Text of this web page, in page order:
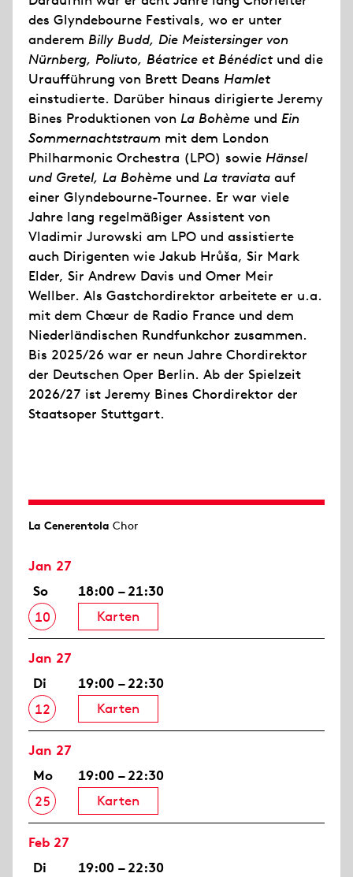
des Glyndebourne Festivals, wo er unter
anderem Billy Budd, Die Meistersinger von
Nürnberg, Poliuto, Béatrice et Bénédictund die
Uraufführung von Brett Deans Hamlet
einstudierte. Darüber hinaus dirigierte Jeremy
Bines Produktionen von La Bohème und Ein
Sommernachtstraum mit dem London
Philharmonic Orchestra (LPO) sowie Hänsel
und Gretel, La Bohème und La traviata auf
einer Glyndebourne-Tournee. Er war viele
Jahre lang regelmäßiger Assistent von
Vladimir Jurowski am LPO und assistierte
auch Dirigenten wie Jakub Hrůša, Sir Mark
Elder, Sir Andrew Davis und Omer Meir
Wellber. Als Gastchordirektor arbeitete er u.a.
mit dem Chœur de Radio France und dem
Niederländischen Rundfunkchor zusammen.
Bis 2025/26 war er neun Jahre Chordirektor
der Deutschen Oper Berlin. Ab der Spielzeit
2026/27 ist Jeremy Bines Chordirektor der
Staatsoper Stuttgart.
La Cenerentola Chor
Jan 27
So
10
18:00 – 21:30
Karten
Jan 27
Di
12
19:00 – 22:30
Karten
Jan 27
Mo
25
19:00 – 22:30
Karten
Feb 27
Di
19:00 – 22:30